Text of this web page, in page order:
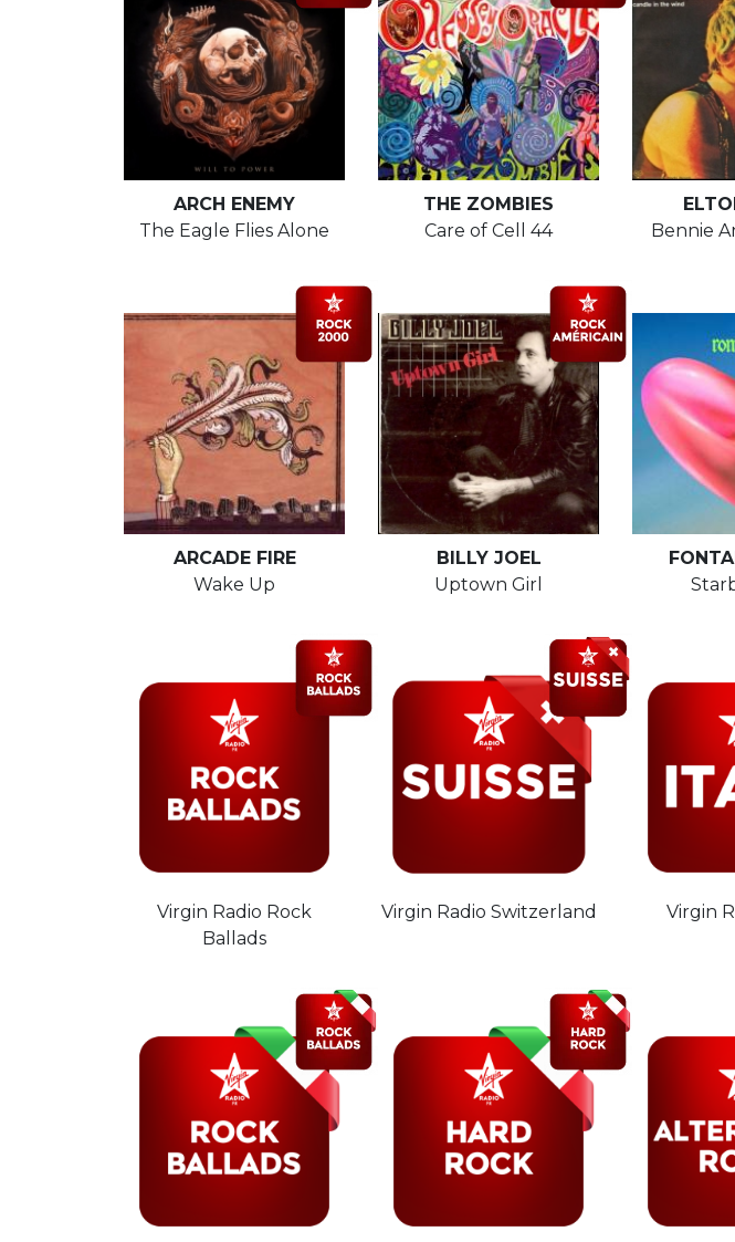
ARCH ENEMY
The Eagle Flies Alone
THE ZOMBIES
Care of Cell 44
Bennie
ARCADE FIRE
Wake Up
BILLY JOEL
Uptown Girl
Virgin Radio Rock
Ballads
Virgin Radio Switzerland Virgin